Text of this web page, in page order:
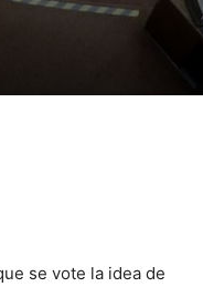
se vote la idea de